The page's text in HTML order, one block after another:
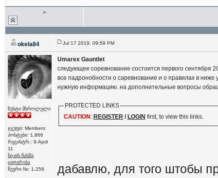
>
okela84 Jul 17 2019, 09:59 PM
ზუსტი მსროლელი
ჯგუფი: Members
პოსტები: 1,866
რეგისტრ.: 9-April
11
ნიკის ჩასმა
ციტირება
წევრი №: 1,256
Umarex Gauntlet
следующее соревнование состоится первого сентября
все падронобности о саревнование и о правилах в ниже
нужную информацию. на дополнительные вопросы
PROTECTED LINKS
CAUTION : REGISTER/ LOGIN first, to view this links.
дабавлю, для того штобы